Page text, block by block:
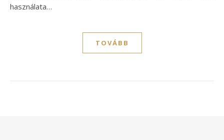
használata…
TOVÁBB